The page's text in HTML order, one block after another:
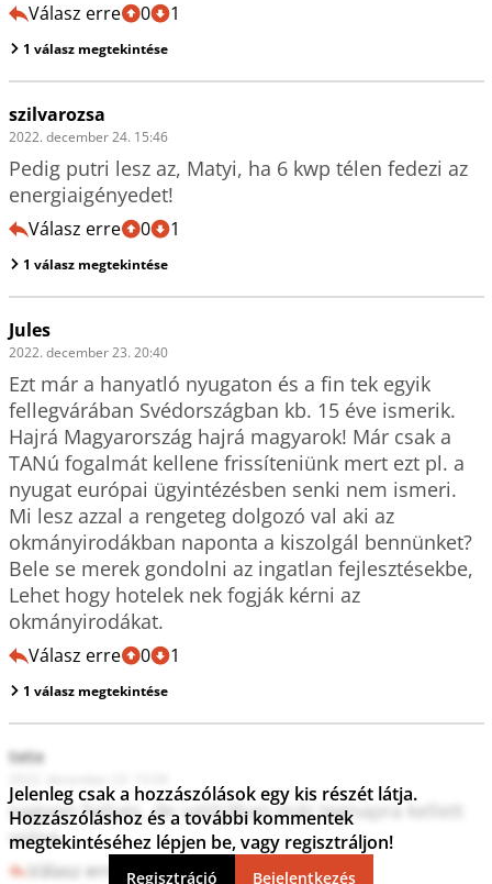
Válasz erre 0 1
1 válasz megtekintése
szilvarozsa
2022. december 24. 15:46
Pedig putri lesz az, Matyi, ha 6 kwp télen fedezi az
energiaigényedet!
Válasz erre 0 1
1 válasz megtekintése
Jules
2022. december 23. 20:40
Ezt már a hanyatló nyugaton és a fin tek egyik
fellegvárában Svédországban kb. 15 éve ismerik.
Hajrá Magyarország hajrá magyarok! Már csak a
TANú fogalmát kellene frissíteniünk mert ezt pl. a
nyugat európai ügyintézésben senki nem ismeri.
Mi lesz azzal a rengeteg dolgozó val aki az
okmányirodákban naponta a kiszolgál bennünket?
Bele se merek gondolni az ingatlan fejlesztésekbe,
Lehet hogy hotelek nek fogják kérni az
okmányirodákat.
Válasz erre 0 1
1 válasz megtekintése
tetx
nagyon helyes, de valójában már tegnapra kellett
volna.
Válasz erre 0 0
Jelenleg csak a hozzászólások egy kis részét látja.
Hozzászóláshoz és a további kommentek
megtekintéséhez lépjen be, vagy regisztráljon!
Regisztráció Bejelentkezés